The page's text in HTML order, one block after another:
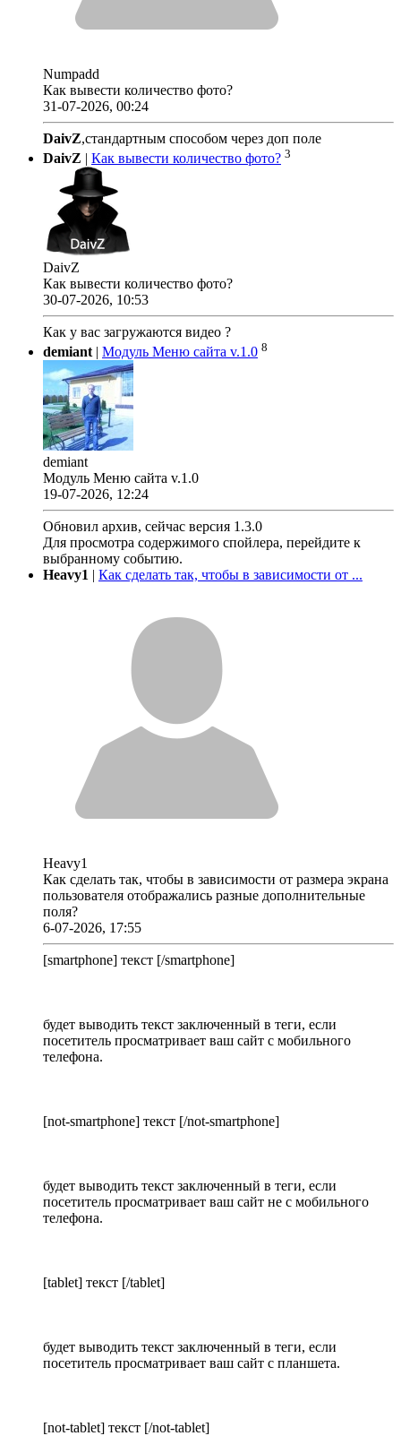
Numpadd
Как вывести количество фото?
31-07-2026, 00:24
DaivZ,стандартным способом через доп поле
DaivZ | Как вывести количество фото? 3
DaivZ
Как вывести количество фото?
30-07-2026, 10:53
Как у вас загружаются видео ?
demiant | Модуль Меню сайта v.1.0 8
demiant
Модуль Меню сайта v.1.0
19-07-2026, 12:24
Обновил архив, сейчас версия 1.3.0
Для просмотра содержимого спойлера, перейдите к
выбранному событию.
Heavy1 | Как сделать так, чтобы в зависимости от ...
Heavy1
Как сделать так, чтобы в зависимости от размера экрана
пользователя отображались разные дополнительные
поля?
6-07-2026, 17:55
[smartphone] текст [/smartphone]
будет выводить текст заключенный в теги, если
посетитель просматривает ваш сайт с мобильного
телефона.
[not-smartphone] текст [/not-smartphone]
будет выводить текст заключенный в теги, если
посетитель просматривает ваш сайт не с мобильного
телефона.
[tablet] текст [/tablet]
будет выводить текст заключенный в теги, если
посетитель просматривает ваш сайт с планшета.
[not-tablet] текст [/not-tablet]